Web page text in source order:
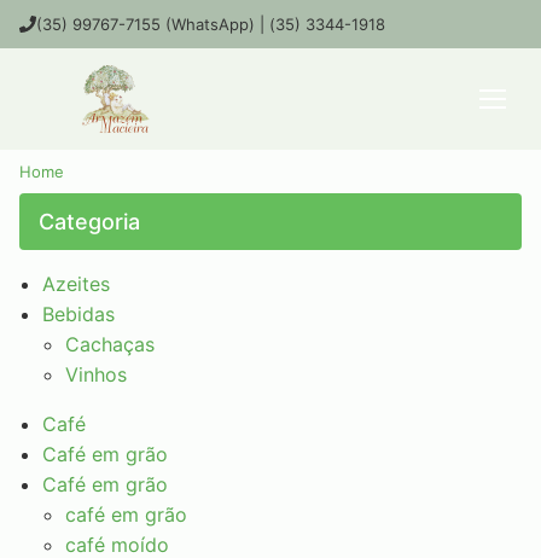
(35) 99767-7155 (WhatsApp) | (35) 3344-1918
Home
Categoria
Azeites
Bebidas
Cachaças
Vinhos
Café
Café em grão
Café em grão
café em grão
café moído